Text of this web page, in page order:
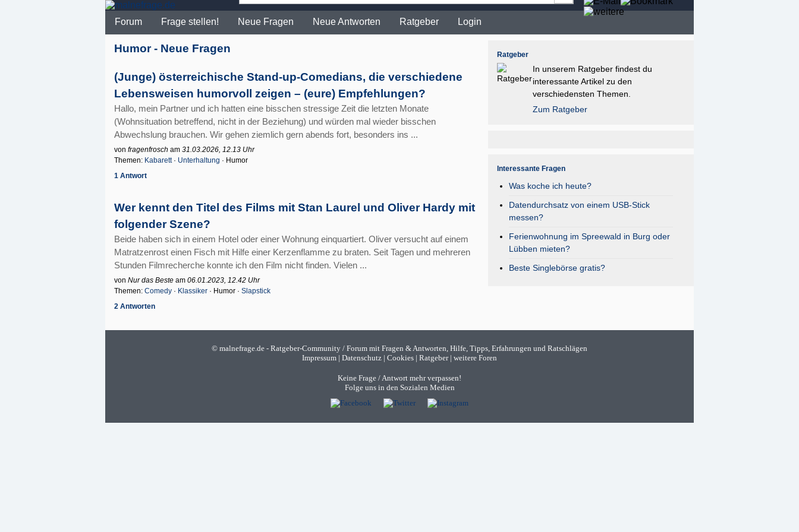
Forum Frage stellen! Neue Fragen Neue Antworten Ratgeber Login
Humor - Neue Fragen
(Junge) österreichische Stand-up-Comedians, die verschiedene
Lebensweisen humorvoll zeigen – (eure) Empfehlungen?
Hallo, mein Partner und ich hatten eine bisschen stressige Zeit die letzten Monate
(Wohnsituation betreffend, nicht in der Beziehung) und würden mal wieder bisschen
Abwechslung brauchen. Wir gehen ziemlich gern abends fort, besonders ins ...
von fragenfrosch am 31.03.2026, 12.13 Uhr
Themen: Kabarett· Unterhaltung · Humor
1 Antwort
Wer kennt den Titel des Films mit Stan Laurel und Oliver Hardy mit
folgender Szene?
Beide haben sich in einem Hotel oder einer Wohnung einquartiert. Oliver versucht auf einem
Matratzenrost einen Fisch mit Hilfe einer Kerzenflamme zu braten. Seit Tagen und mehreren
Stunden Filmrecherche konnte ich den Film nicht finden. Vielen ...
von Nur das Beste am 06.01.2023, 12.42 Uhr
Themen: Comedy · Klassiker · Humor · Slapstick
2 Antworten
Ratgeber
In unserem Ratgeber findest du
interessante Artikel zu den
verschiedensten Themen.
Zum Ratgeber
Interessante Fragen
Was koche ich heute?
Datendurchsatz von einem USB-Stick
messen?
Ferienwohnung im Spreewald in Burg oder
Lübben mieten?
Beste Singlebörse gratis?
© malnefrage.de - Ratgeber-Community / Forum mit Fragen & Antworten, Hilfe, Tipps, Erfahrungen und Ratschlägen
Impressum | Datenschutz | Cookies | Ratgeber| weitere Foren
Keine Frage / Antwort mehr verpassen!
Folge uns in den Sozialen Medien